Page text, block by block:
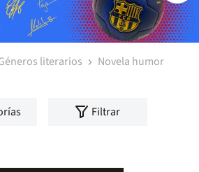
literarios Novela humor
Filtrar